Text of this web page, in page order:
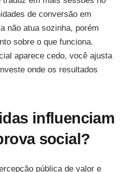
de conversão em
não atua sozinha, porém
sobre o que funciona.
aparece cedo, você ajusta
onde os resultados
influenciam
social?
pública de valor e